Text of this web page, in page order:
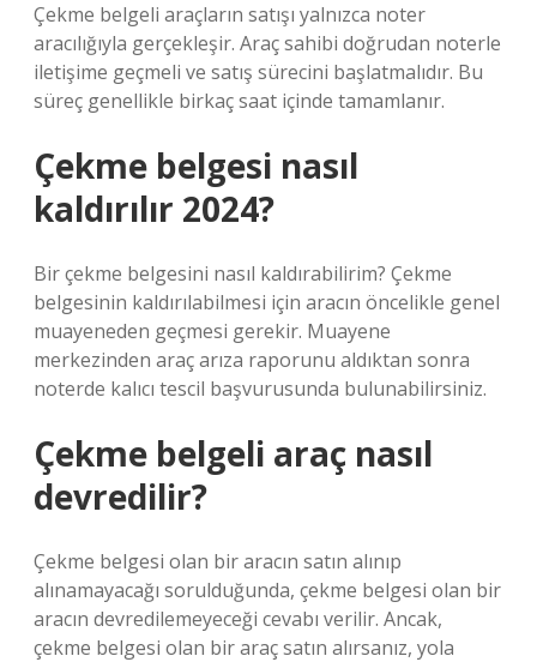
Çekme belgeli araçların satışı yalnızca noter
aracılığıyla gerçekleşir. Araç sahibi doğrudan noterle
iletişime geçmeli ve satış sürecini başlatmalıdır. Bu
süreç genellikle birkaç saat içinde tamamlanır.
Çekme belgesi nasıl
kaldırılır 2024?
Bir çekme belgesini nasıl kaldırabilirim? Çekme
belgesinin kaldırılabilmesi için aracın öncelikle genel
muayeneden geçmesi gerekir. Muayene
merkezinden araç arıza raporunu aldıktan sonra
noterde kalıcı tescil başvurusunda bulunabilirsiniz.
Çekme belgeli araç nasıl
devredilir?
Çekme belgesi olan bir aracın satın alınıp
alınamayacağı sorulduğunda, çekme belgesi olan bir
aracın devredilemeyeceği cevabı verilir. Ancak,
çekme belgesi olan bir araç satın alırsanız, yola